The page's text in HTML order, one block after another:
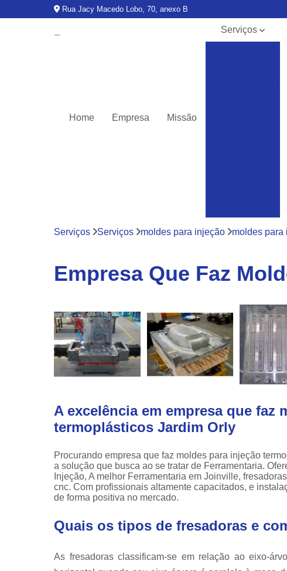
Rua Jacy Macedo Lobo, 70, anexo B
Home Empresa Missão
Serviços
termoplásticos
linha
automotiva
hidráulica
Serviços Serviços moldes para injeção moldes para
Empresa Que Faz
A excelência em empresa que faz
termoplásticos Jardim Orly
Procurando empresa que faz moldes para injeção
a solução que busca ao se tratar de Ferramentaria.
Injeção, A melhor Ferramentaria em Joinville,
cnc. Com profissionais altamente capacitados, e
de forma positiva no mercado.
Quais os tipos de fresadoras e
As fresadoras classificam-se em relação ao eixo-